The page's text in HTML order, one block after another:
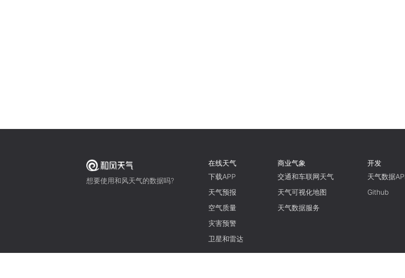
想要使用和风天气的数据吗?
在线天气
下载APP
天气预报
空气质量
灾害预警
卫星和雷达
商业气象
交通和车联网天气
天气可视化地图
天气数据服务
开发
天气数据
Github